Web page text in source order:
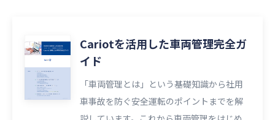
Cariotを活用した車両管理完全ガ
イド
「車両管理とは」という基礎知識から社用
車事故を防ぐ安全運転のポイントまでを解